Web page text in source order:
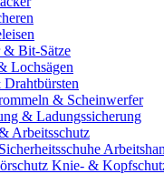
& Bit-Sätze
Lochsägen
& Scheinwerfer
& Ladungssicherung
Arbeitsschutz
Sicherheitsschuhe
Knie- &